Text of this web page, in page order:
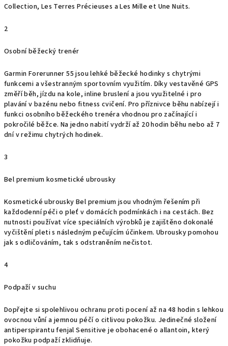
Collection, Les Terres Précieuses a Les Mille et Une Nuits.
2
Osobní běžecký trenér
Garmin Forerunner 55 jsou lehké běžecké hodinky s chytrými
funkcemi a všestranným sportovním využitím. Díky vestavěné GPS
změří běh, jízdu na kole, inline bruslení a jsou využitelné i pro
plavání v bazénu nebo fitness cvičení. Pro příznivce běhu nabízejí i
funkci osobního běžeckého trenéra vhodnou pro začínající i
pokročilé běžce. Na jedno nabití vydrží až 20 hodin běhu nebo až 7
dní v režimu chytrých hodinek.
3
Bel premium kosmetické ubrousky
Kosmetické ubrousky Bel premium jsou vhodným řešením při
každodenní péči o pleť v domácích podmínkách i na cestách. Bez
nutnosti používat více speciálních výrobků je zajištěno dokonalé
vyčištění pleti s následným pečujícím účinkem. Ubrousky pomohou
jak s odličováním, tak s odstraněním nečistot.
4
Podpaží v suchu
Dopřejte si spolehlivou ochranu proti pocení až na 48 hodin s lehkou
ovocnou vůní a jemnou péčí o citlivou pokožku. Jedinečné složení
antiperspirantu fenjal Sensitive je obohacené o allantoin, který
pokožku podpaží zklidňuje.